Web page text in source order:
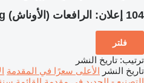
104 إعلان: الرافعات (الأوناش) LiuGong
فلتر
ترتيب: تاريخ النشر
تاريخ النشر الأعلى سعرًا في المقدمة